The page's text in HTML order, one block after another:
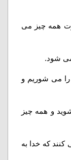
همه چیز می
می شود.
می شوریم و
و همه چیز
که خدا به